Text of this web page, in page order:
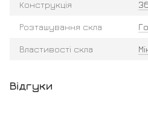
Конструкція
Розташування скла
Властивості скла
Відгуки